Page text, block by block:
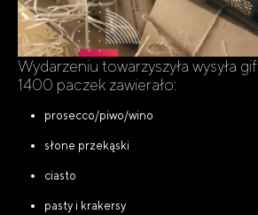
Wydarzeniu towarzyszyła wysyła
1400 paczek zawierało:
prosecco/piwo/wino
słone przekąski
ciasto
pasty i krakersy